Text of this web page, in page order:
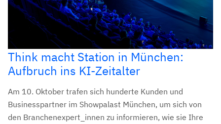
Think macht Station in München:
Aufbruch ins KI-Zeitalter
Am 10. Oktober trafen sich hunderte Kunden und
Businesspartner im Showpalast München, um sich von
den Branchenexpert_innen zu informieren, wie sie Ihre